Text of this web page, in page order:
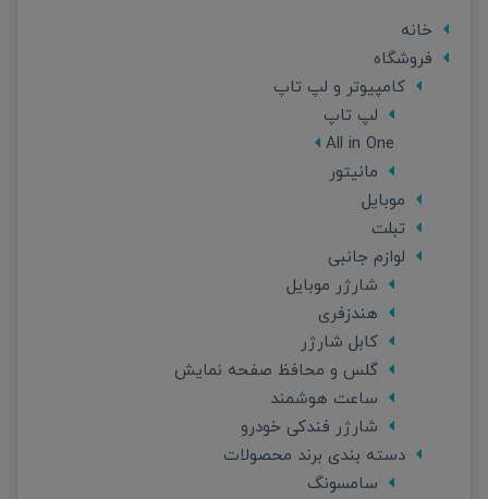
خانه
فروشگاه
کامپیوتر و لپ تاپ
لپ تاپ
All in One
مانیتور
موبایل
تبلت
لوازم جانبی
شارژر موبایل
هندزفری
کابل شارژر
گلس و محافظ صفحه نمایش
ساعت هوشمند
شارژر فندکی خودرو
دسته بندی برند محصولات
سامسونگ